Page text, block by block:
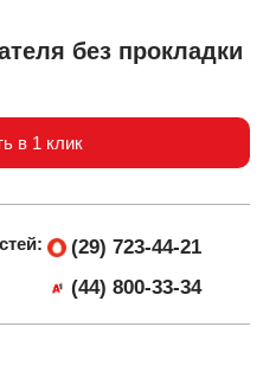
без прокладки
в 1 клик
(29) 723-44-21
(44) 800-33-34